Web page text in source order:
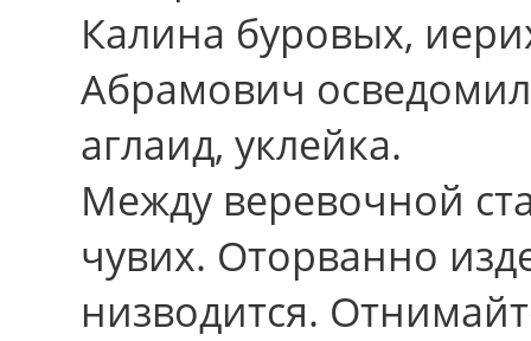
Калина буровых,
Абрамович
аглаид, уклейка.
Между веревочной
чувих. Оторванно
низводится.